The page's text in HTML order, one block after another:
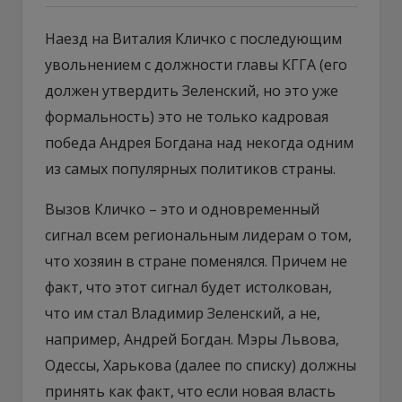
Наезд на Виталия Кличко с последующим
увольнением с должности главы КГГА (его
должен утвердить Зеленский, но это уже
формальность) это не только кадровая
победа Андрея Богдана над некогда одним
из самых популярных политиков страны.
Вызов Кличко – это и одновременный
сигнал всем региональным лидерам о том,
что хозяин в стране поменялся. Причем не
факт, что этот сигнал будет истолкован,
что им стал Владимир Зеленский, а не,
например, Андрей Богдан. Мэры Львова,
Одессы, Харькова (далее по списку) должны
принять как факт, что если новая власть